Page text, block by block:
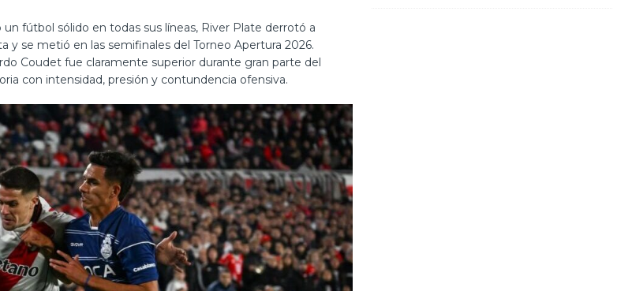
fútbol sólido en todas sus líneas, River Plate derrotó a
y se metió en las semifinales del Torneo Apertura 2026.
Coudet fue claramente superior durante gran parte del
con intensidad, presión y contundencia ofensiva.